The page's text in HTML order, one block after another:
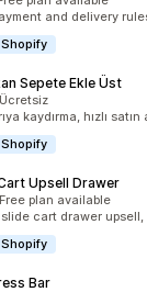
and delivery
Sepete Ekle Üst
Ücretsiz
kaydırma, hızlı
Upsell Drawer
Free plan available
cart drawer
Bar